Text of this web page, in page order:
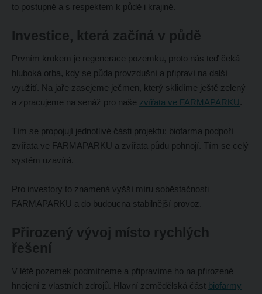
to postupně a s respektem k půdě i krajině.
Investice, která začíná v půdě
Prvním krokem je regenerace pozemku, proto nás teď čeká
hluboká orba, kdy se půda provzdušní a připraví na další
využití. Na jaře zasejeme ječmen, který sklidíme ještě zelený
a zpracujeme na senáž pro naše zvířata ve FARMAPARKU.
Tím se propojují jednotlivé části projektu: biofarma podpoří
zvířata ve FARMAPARKU a zvířata půdu pohnojí. Tím se celý
systém uzavírá.
Pro investory to znamená vyšší míru soběstačnosti
FARMAPARKU a do budoucna stabilnější provoz.
Přirozený vývoj místo rychlých
řešení
V létě pozemek podmítneme a připravíme ho na přirozené
hnojení z vlastních zdrojů. Hlavní zemědělská část biofarmy